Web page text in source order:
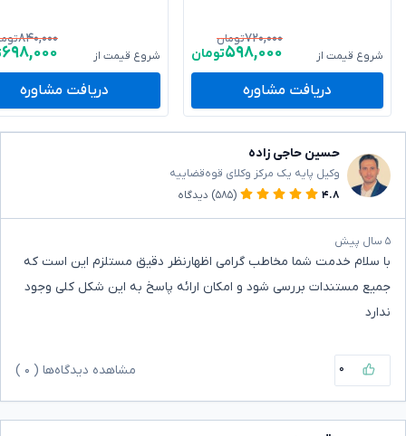
شروع قیمت از
۷۲۰,۰۰۰تومان
۵۹۸,۰۰۰تومان
دریافت مشاوره
شروع قیمت از
۸۴۰,۰۰۰
۶۹۸,۰۰۰
دریافت مشاوره
حسین حاجی زاده
وکیل پایه یک مرکز وکلای قوه‌قضاییه
۴.۸
(۵۸۵) دیدگاه
۵ سال پیش
با سلام خدمت شما مخاطب گرامی اظهارنظر دقیق مستلزم این است که
جمیع مستندات بررسی شود و امکان ارائه پاسخ به این شکل کلی وجود
ندارد
۰ مشاهده دیدگاه‌ها ( ۰